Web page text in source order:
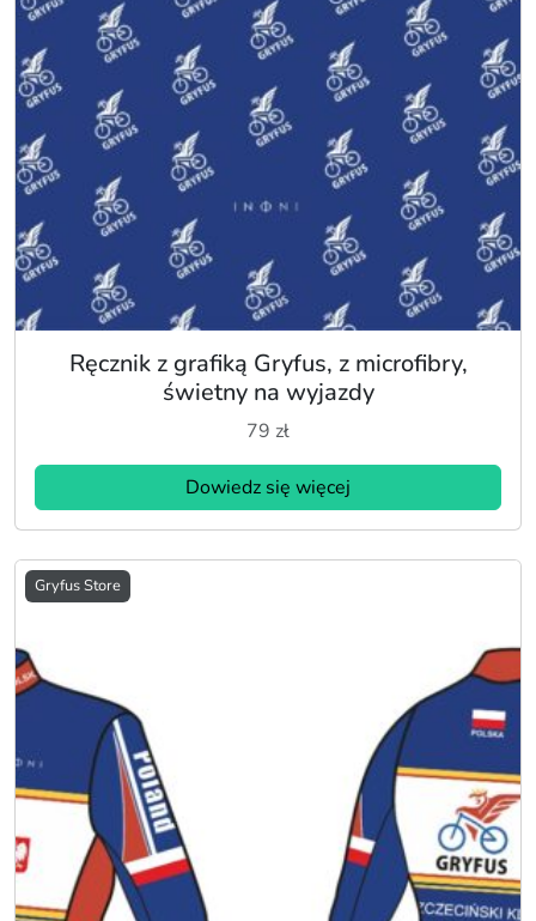
Ręcznik z grafiką Gryfus, z microfibry,
świetny na wyjazdy
79 zł
Dowiedz się więcej
Gryfus Store